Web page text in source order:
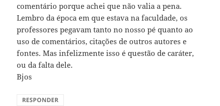
comentário porque achei que não valia a pena.
Lembro da época em que estava na faculdade, os
professores pegavam tanto no nosso pé quanto ao
uso de comentários, citações de outros autores e
fontes. Mas infelizmente isso é questão de caráter,
ou da falta dele.
Bjos
RESPONDER